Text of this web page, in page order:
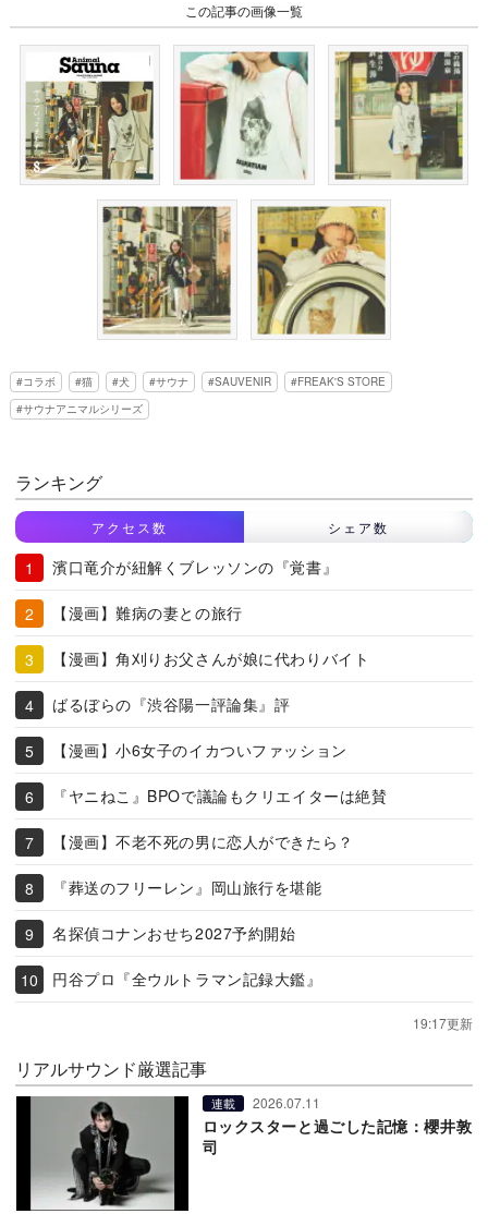
この記事の画像一覧
コラボ 猫 犬 サウナ SAUVENIR
FREAK'S STORE
サウナアニマルシリーズ
ランキング
アクセス数 シェア数
濱口竜介が紐解くブレッソンの『覚書』
【漫画】難病の妻との旅行
【漫画】角刈りお父さんが娘に代わりバイト
ばるぼらの『渋谷陽一評論集』評
【漫画】小6女子のイカついファッション
『ヤニねこ』BPOで議論もクリエイターは絶賛
【漫画】不老不死の男に恋人ができたら？
『葬送のフリーレン』岡山旅行を堪能
名探偵コナンおせち2027予約開始
円谷プロ『全ウルトラマン記録大鑑』
19:17更新
リアルサウンド厳選記事
連載 2026.07.11
ロックスターと過ごした記憶：櫻井敦
司